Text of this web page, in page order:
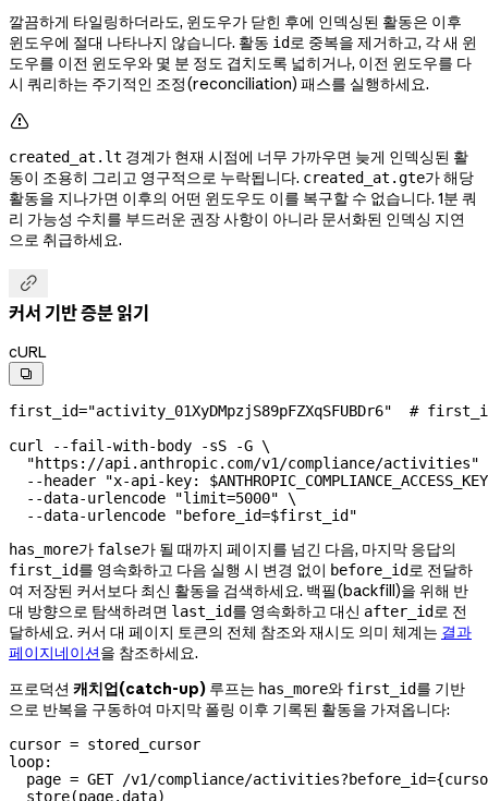
깔끔하게 타일링하더라도, 윈도우가 닫힌 후에 인덱싱된 활동은 이후
윈도우에 절대 나타나지 않습니다. 활동 id로 중복을 제거하고, 각 새 윈
도우를 이전 윈도우와 몇 분 정도 겹치도록 넓히거나, 이전 윈도우를 다
시 쿼리하는 주기적인 조정(reconciliation) 패스를 실행하세요.

created_at.lt 경계가 현재 시점에 너무 가까우면 늦게 인덱싱된 활
동이 조용히 그리고 영구적으로 누락됩니다. created_at.gte가 해당
활동을 지나가면 이후의 어떤 윈도우도 이를 복구할 수 없습니다. 1분 쿼
리 가능성 수치를 부드러운 권장 사항이 아니라 문서화된 인덱싱 지연
으로 취급하세요.

커서 기반 증분 읽기
cURL

first_id="activity_01XyDMpzjS89pFZXqSFUBDr6"
#
curl
--fail-with-body -sS -G \
  "https://api.anthropic.com/v1/compliance/activities"
  --header
"x-api-key: $ANTHROPIC_COMPLIANCE_ACCESS_KEY
  --data-urlencode
"limit=5000" \
  --data-urlencode
"before_id=$first_id "
has_more가 false가 될 때까지 페이지를 넘긴 다음, 마지막 응답의
first_id를 영속화하고 다음 실행 시 변경 없이 before_id로 전달하
여 저장된 커서보다 최신 활동을 검색하세요. 백필(backfill)을 위해 반
대 방향으로 탐색하려면 last_id를 영속화하고 대신 after_id로 전
달하세요. 커서 대 페이지 토큰의 전체 참조와 재시도 의미 체계는 결과
페이지네이션을 참조하세요.
프로덕션 캐치업(catch-up) 루프는 has_more와 first_id를 기반
으로 반복을 구동하여 마지막 폴링 이후 기록된 활동을 가져옵니다:
cursor = stored_cursor
loop:
page = GET /v1/compliance/
  store(page.data)